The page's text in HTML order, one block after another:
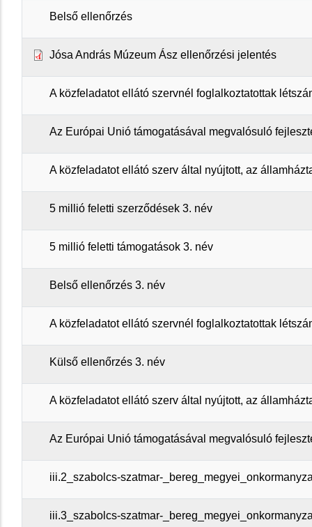
Belső ellenőrzés
Jósa András Múzeum Ász ellenőrzési jelentés
A közfeladatot ellátó szervnél foglalkoztatottak
Az Európai Unió támogatásával megvalósuló
A közfeladatot ellátó szerv által nyújtott, az
5 millió feletti szerződések 3. név
5 millió feletti támogatások 3. név
Belső ellenőrzés 3. név
A közfeladatot ellátó szervnél foglalkoztatottak
Külső ellenőrzés 3. név
A közfeladatot ellátó szerv által nyújtott, az
Az Európai Unió támogatásával megvalósuló
iii.2_szabolcs-szatmar-
iii.3_szabolcs-szatmar-